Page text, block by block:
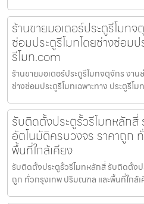
ร้านขายมอเตอร์ประตูรีโมท
ซ่อมประตูรีโมทโดยช่างซ่อมป
รีโมท.com
ร้านขายมอเตอร์ประตูรีโมทจตุจักร งา
ช่างซ่อมประตูรีโมทเฉพาะทาง ประตูรี
รับติดตั้งประตูรั้วรีโมทหลักสี่
อัตโนมัติครบวงจร ราคาถูก
พื้นที่ใกล้เคียง
รับติดตั้งประตูรั้วรีโมทหลักสี่ รับติดตั้ง
ถูก ทั่วกรุงเทพ ปริมณฑล และพื้นที่ใกล้